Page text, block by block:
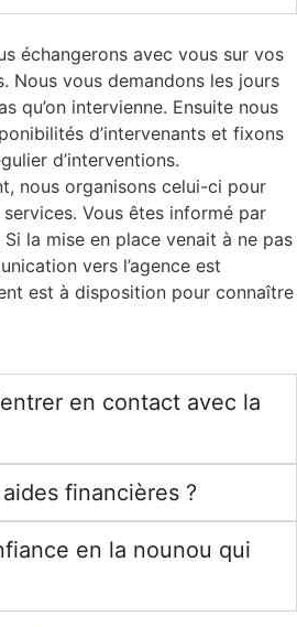
échangerons avec vous sur vos
Nous vous demandons les jours
qu’on intervienne. Ensuite nous
d’intervenants et fixons
d’interventions.
nous organisons celui-ci pour
Vous êtes informé par
la mise en place venait à ne pas
vers l’agence est
est à disposition pour connaître
en contact avec la
financières ?
en la nounou qui